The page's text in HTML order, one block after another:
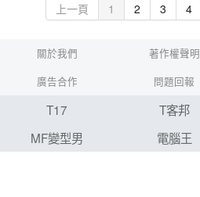
上一頁 1 2 3 4
關於我們 著作權聲明
廣告合作
問題回報
T17 T客邦
MF變型男
電腦王